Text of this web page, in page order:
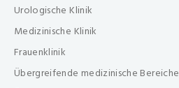
Urologische Klinik
Medizinische Klinik
Frauenklinik
Übergreifende medizinische Bereiche